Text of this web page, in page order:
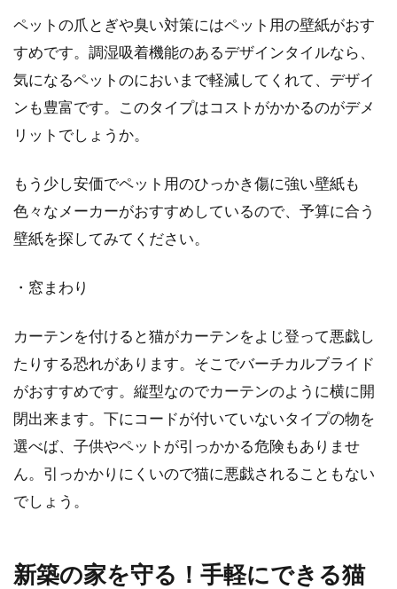
ペットの爪とぎや臭い対策にはペット用の壁紙がおす
すめです。調湿吸着機能のあるデザインタイルなら、
気になるペットのにおいまで軽減してくれて、デザイ
ンも豊富です。このタイプはコストがかかるのがデメ
リットでしょうか。
もう少し安価でペット用のひっかき傷に強い壁紙も
色々なメーカーがおすすめしているので、予算に合う
壁紙を探してみてください。
・窓まわり
カーテンを付けると猫がカーテンをよじ登って悪戯し
たりする恐れがあります。そこでバーチカルブライド
がおすすめです。縦型なのでカーテンのように横に開
閉出来ます。下にコードが付いていないタイプの物を
選べば、子供やペットが引っかかる危険もありませ
ん。引っかかりにくいので猫に悪戯されることもない
でしょう。
新築の家を守る！手軽にできる猫